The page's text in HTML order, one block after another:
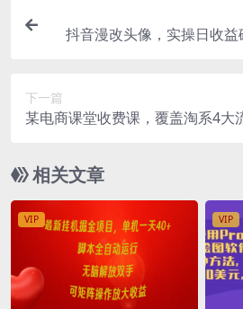
抖音漫改头像，实操日收益
下一篇
某电商课堂收费课，覆盖淘系4大
相关文章
VIP VIP